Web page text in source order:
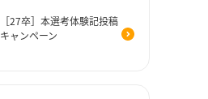
［27卒］本選考体験記投稿
キャンペーン